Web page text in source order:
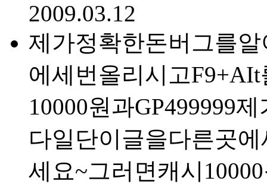
2009.03.12
제가정확한돈버그를
에세번올리시고
10000원과GP499999
다일단이글을다른곳
세요~그러면캐시